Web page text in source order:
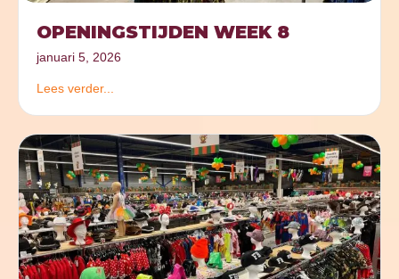
OPENINGSTIJDEN WEEK 8
januari 5, 2026
Lees verder...